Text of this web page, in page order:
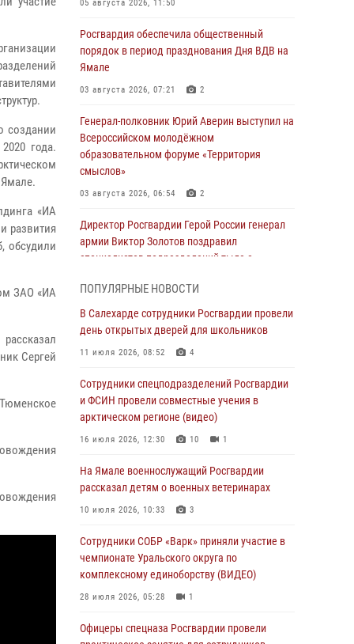
создании
года.
«ИА
развития
обсудили
ЗАО «ИА
Сергей
05 августа 2026, 11:50
Росгвардия обеспечила общественный
порядок в период празднования Дня ВДВ на
Ямале
03 августа 2026, 07:21 2
Генерал-полковник Юрий Аверин выступил на
Всероссийском молодёжном
образовательном форуме «Территория
смыслов»
03 августа 2026, 06:54 2
Директор Росгвардии Герой России генерал
армии Виктор Золотов поздравил
специалистов подразделений тыла с
Сотрудники СОБР «Варк» повышают боевое
Офицеры спецназа Росгвардии провели
практическое занятие для сотрудников
прокуратуры на Ямале
В Уральском округе Росгвардии состоялось
заседание оперативного штаба
Сотрудники СОБР «Варк» приняли участие в
чемпионате Уральского округа по
ПОПУЛЯРНЫЕ НОВОСТИ
В Салехарде сотрудники Росгвардии провели
день открытых дверей для школьников
11 июля 2026, 08:52 4
Сотрудники спецподразделений Росгвардии
и ФСИН провели совместные учения в
арктическом регионе (видео)
16 июля 2026, 12:30 10 1
На Ямале военнослужащий Росгвардии
рассказал детям о военных ветеринарах
10 июля 2026, 10:33 3
Сотрудники СОБР «Варк» приняли участие в
чемпионате Уральского округа по
комплексному единоборству (ВИДЕО)
28 июля 2026, 05:28 1
Офицеры спецназа Росгвардии провели